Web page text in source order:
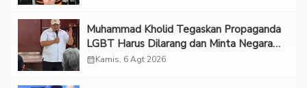
Muhammad Kholid Tegaskan Propaganda
LGBT Harus Dilarang dan Minta Negara
Melindungi Korban
calendar_monthKamis, 6 Agt 2026